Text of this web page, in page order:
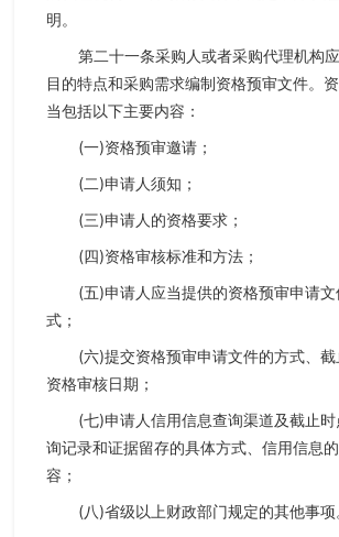
明。
第二十一条采购人或者采购代理机构
目的特点和采购需求编制资格预审文件。
当包括以下主要内容：
(一)资格预审邀请；
(二)申请人须知；
(三)申请人的资格要求；
(四)资格审核标准和方法；
(五)申请人应当提供的资格预审申请
式；
(六)提交资格预审申请文件的方式、
资格审核日期；
(七)申请人信用信息查询渠道及截止
询记录和证据留存的具体方式、信用信息
容；
(八)省级以上财政部门规定的其他事项